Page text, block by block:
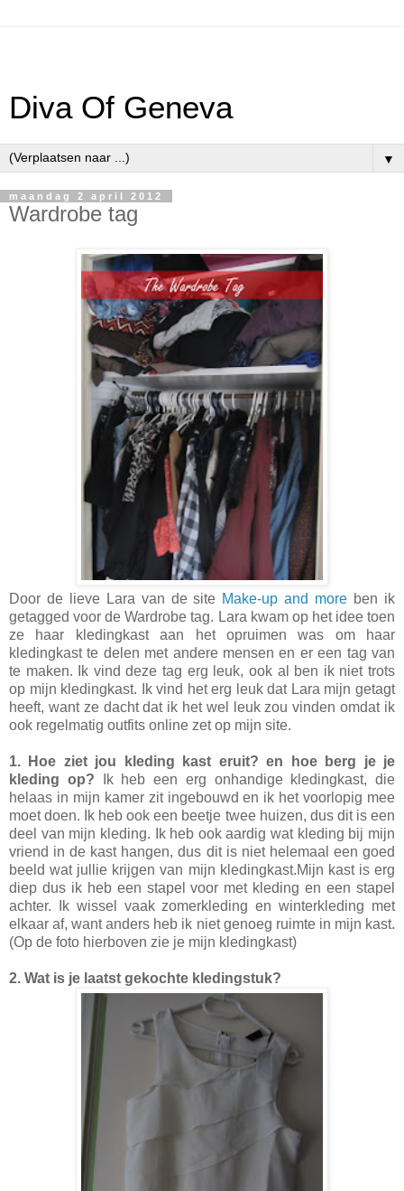
Diva Of Geneva
▼
maandag 2 april 2012
Wardrobe tag
Door de lieve Lara van de site Make-up and more ben ik
getagged voor de Wardrobe tag. Lara kwam op het idee toen
ze haar kledingkast aan het opruimen was om haar
kledingkast te delen met andere mensen en er een tag van
te maken. Ik vind deze tag erg leuk, ook al ben ik niet trots
op mijn kledingkast. Ik vind het erg leuk dat Lara mijn getagt
heeft, want ze dacht dat ik het wel leuk zou vinden omdat ik
ook regelmatig outfits online zet op mijn site.
1. Hoe ziet jou kleding kast eruit? en hoe berg je je
kleding op?
Ik heb een erg onhandige kledingkast, die
helaas in mijn kamer zit ingebouwd en ik het voorlopig mee
moet doen. Ik heb ook een beetje twee huizen, dus dit is een
deel van mijn kleding. Ik heb ook aardig wat kleding bij mijn
vriend in de kast hangen, dus dit is niet helemaal een goed
beeld wat jullie krijgen van mijn kledingkast.Mijn kast is erg
diep dus ik heb een stapel voor met kleding en een stapel
achter. Ik wissel vaak zomerkleding en winterkleding met
elkaar af, want anders heb ik niet genoeg ruimte in mijn kast.
(Op de foto hierboven zie je mijn kledingkast)
2. Wat is je laatst gekochte kledingstuk?